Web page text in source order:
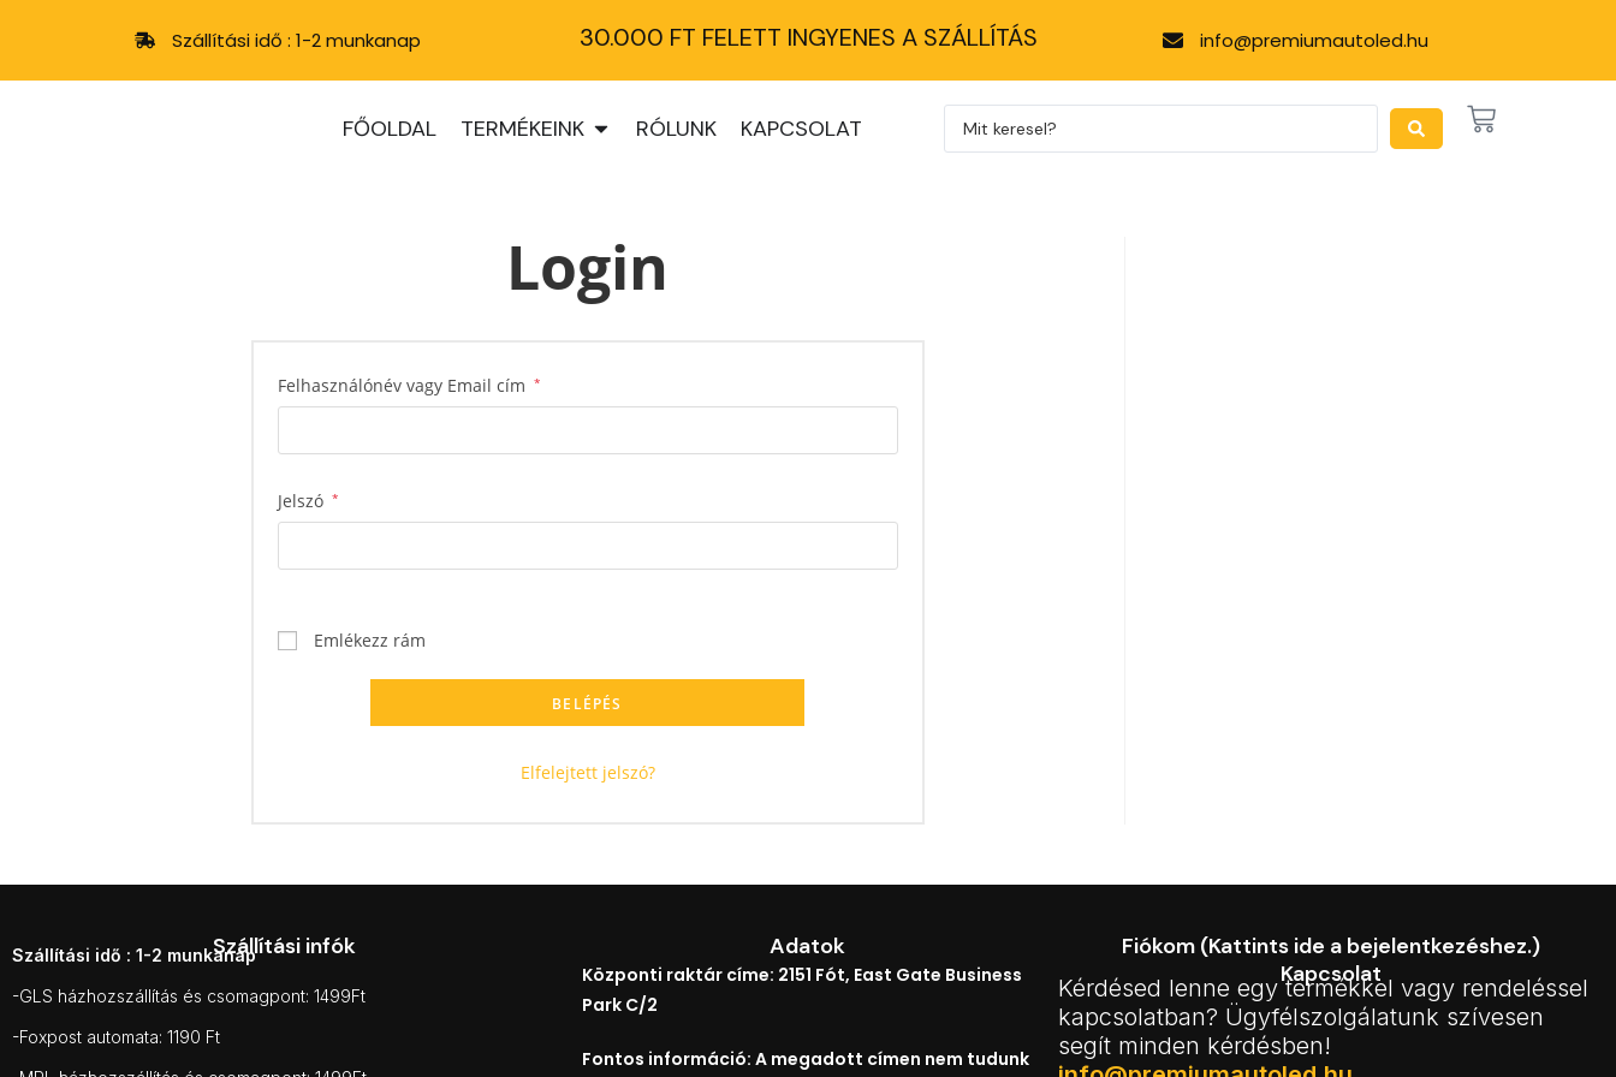
Szállítási idő : 1-2 munkanap 30.000 FT FELETT INGYENES A SZÁLLÍTÁS info@premiumautoled.hu
FŐOLDAL TERMÉKEINK RÓLUNK KAPCSOLAT
Login
Felhasználónév vagy Email cím *
Jelszó *
Emlékezz rám
BELÉPÉS
Elfelejtett jelszó?
Szállítási infók
Szállítási idő : 1-2 munkanap
-GLS házhozszállítás és csomagpont: 1499Ft
-Foxpost automata: 1190 Ft
Adatok
Központi raktár címe: 2151 Fót, East Gate Business
Park C/2
Fontos információ: A megadott címen nem tudunk
Fiókom (Kattints ide a bejelentkezéshez.)
Kapcsolat
Kérdésed lenne egy termékkel vagy rendeléssel
kapcsolatban? Ügyfélszolgálatunk szívesen
segít minden kérdésben!